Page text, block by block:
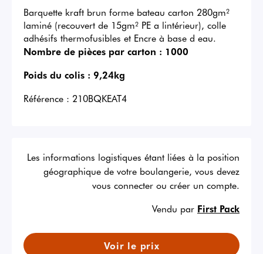
Barquette kraft brun forme bateau carton 280gm²
laminé (recouvert de 15gm² PE a lintérieur), colle
adhésifs thermofusibles et Encre à base d eau.
Nombre de pièces par carton : 1000
Poids du colis : 9,24kg
Référence : 210BQKEAT4
Les informations logistiques étant liées à la position
géographique de votre boulangerie, vous devez
vous connecter ou créer un compte.
Vendu par First Pack
Voir le prix